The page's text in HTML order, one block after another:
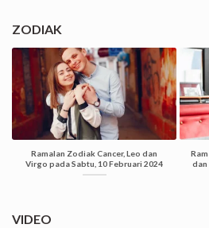
ZODIAK
Ramalan Zodiak Cancer, Leo dan
Virgo pada Sabtu, 10 Februari 2024
dan
VIDEO